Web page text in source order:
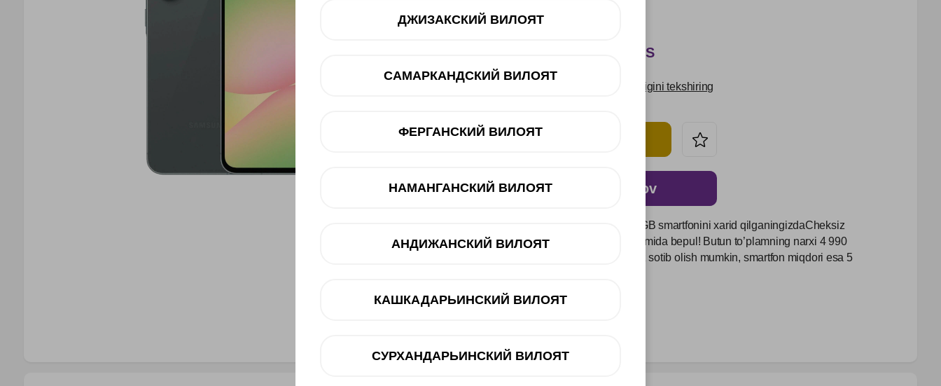
Muddatli to‘lov
dan 544 000 UZS
Mavjudligini tekshiring
Muddatli to‘lov
Samsung Galaxy A56 5G 128GB smartfonini xarid qilganingizdaCheksiz
internet + 100 GB — 3 oy davomida bepul! Butun to’plamning narxi 4 990
000 so’m. Smartfonni aksiyasiz sotib olish mumkin, smartfon miqdori esa 5
Telegram orqali bog‘lanish
ДЖИЗАКСКИЙ ВИЛОЯТ
САМАРКАНДСКИЙ ВИЛОЯТ
ФЕРГАНСКИЙ ВИЛОЯТ
НАМАНГАНСКИЙ ВИЛОЯТ
АНДИЖАНСКИЙ ВИЛОЯТ
КАШКАДАРЬИНСКИЙ ВИЛОЯТ
СУРХАНДАРЬИНСКИЙ ВИЛОЯТ